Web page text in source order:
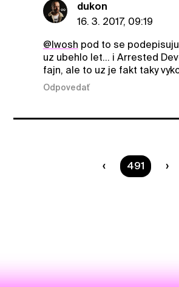
dukon
16. 3. 2017, 09:19
@Iwosh pod to se
uz ubehlo let... i Arrested
fajn, ale to uz je fakt taky
Odpovedať
Ste na
491